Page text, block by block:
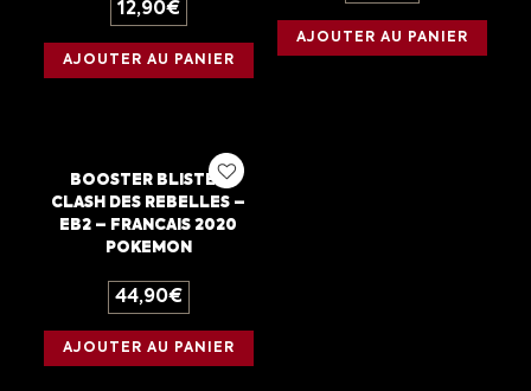
12,90€
AJOUTER AU PANIER
AJOUTER AU PANIER
BOOSTER BLISTER
CLASH DES REBELLES –
EB2 – FRANCAIS 2020
POKEMON
44,90€
AJOUTER AU PANIER